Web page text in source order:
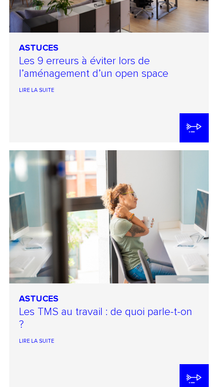
ASTUCES
Les 9 erreurs à éviter lors de
l’aménagement d’un open space
LIRE LA SUITE
ASTUCES
Les TMS au travail : de quoi parle-t-on
?
LIRE LA SUITE